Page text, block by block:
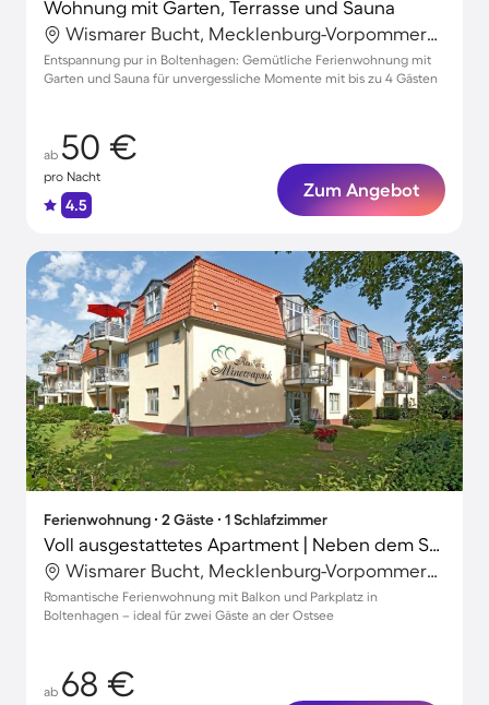
Wohnung mit Garten, Terrasse und Sauna
Wismarer Bucht, Mecklenburg-Vorpommern, Deutschland
Entspannung pur in Boltenhagen: Gemütliche Ferienwohnung mit
Garten und Sauna für unvergessliche Momente mit bis zu 4 Gästen
ab 50 €
pro Nacht
4.5
Zum Angebot
Ferienwohnung ∙ 2 Gäste ∙ 1 Schlafzimmer
Voll ausgestattetes Apartment | Neben dem Strand
Wismarer Bucht, Mecklenburg-Vorpommern, Deutschland
Romantische Ferienwohnung mit Balkon und Parkplatz in
Boltenhagen – ideal für zwei Gäste an der Ostsee
ab 68 €